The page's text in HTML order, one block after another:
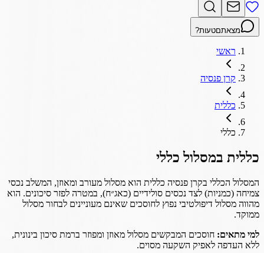
מצאתםטעות?
ראשי
קרן פנסיה
כללית
כללי
כללית במסלול כללי
המסלול הכללי בקרן פנסיה כללית הוא מסלול מעורב ומאוזן, המשלב נכסי
צמיחה (כמניות) לצד נכסים סולידיים (כאג״ח), במטרה לפזר סיכונים. הוא
מהווה מסלול דיפולטיבי נפוץ לחוסכים שאינם מעוניינים לבחור מסלול
ממוקד.
למי מתאים: חוסכים המבקשים מסלול מאוזן ומפוזר ברמת סיכון בינונית,
ללא העדפה לאפיק השקעה מסוים.